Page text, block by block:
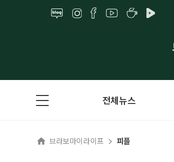
전체뉴스
브라보마이라이프 피플